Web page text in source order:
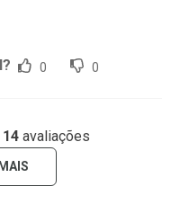
0 0
14avaliações